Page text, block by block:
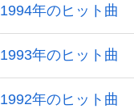
1994年のヒット曲
1993年のヒット曲
1992年のヒット曲